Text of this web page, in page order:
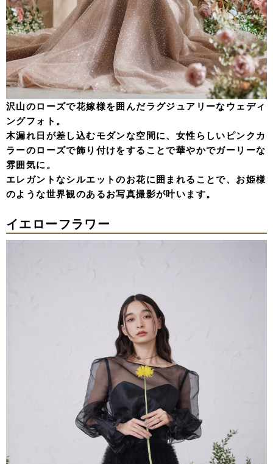
沢山のローズで花嫁様を囲んだラグジュアリーなウェディ
ングフォト。
木漏れ日が差し込むモダンな空間に、女性らしいピンクカ
ラーのローズで飾り付けをすることで華やかでガーリーな
雰囲気に。
エレガントなシルエットのお花に囲まれることで、お姫様
のような世界観のあるお写真撮影が叶います。
イエローフラワー